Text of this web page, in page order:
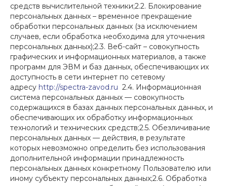
средств вычислительной техники;2.2. Блокирование
персональных данных – временное прекращение
обработки персональных данных (за исключением
случаев, если обработка необходима для уточнения
персональных данных);2.3. Веб-сайт – совокупность
графических и информационных материалов, а также
программ для ЭВМ и баз данных, обеспечивающих их
доступность в сети интернет по сетевому
адресу http://spectra-zavod.ru 2.4. Информационная
система персональных данных — совокупность
содержащихся в базах данных персональных данных, и
обеспечивающих их обработку информационных
технологий и технических средств;2.5. Обезличивание
персональных данных — действия, в результате
которых невозможно определить без использования
дополнительной информации принадлежность
персональных данных конкретному Пользователю или
иному субъекту персональных данных;2.6. Обработка